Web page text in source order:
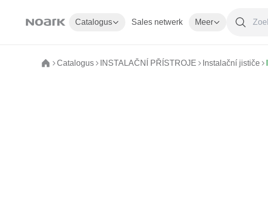
Catalogus Sales netwerk Meer
Catalogus INSTALAČNÍ PŘÍSTROJE Instalační jističe